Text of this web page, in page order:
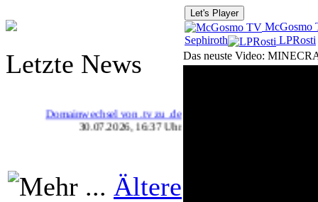
Let's Player
McGosmo
Sephiroth
LPRosti
Letzte News
Domainwechsel von .tv zu .de
30.07.2026, 16:37 Uhr
Ältere
Das neuste Video: